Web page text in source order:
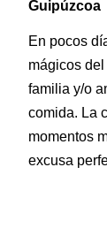
Guipúzcoa
En pocos
mágicos
familia y/o
comida. La
momentos
excusa